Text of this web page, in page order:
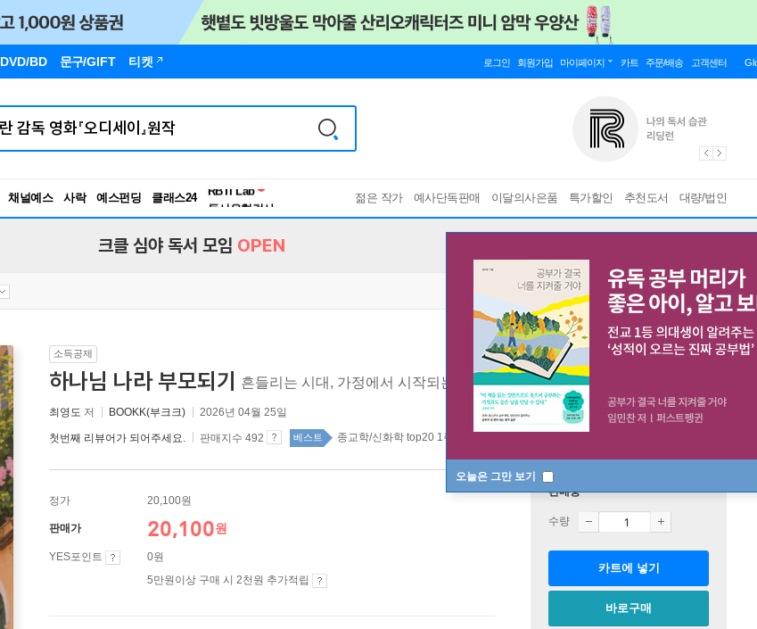
DVD/BD 문구/GIFT 티켓 로그인 회원가입 마이페이지 카트 주문/배송 고객센터
채널예스 사락 예스펀딩 클래스24
독서유형검사
젊은 작가 예사단독판매 이달의사은품 특가할인 추천도서 대량/법인
오늘은 그만 보기
크클 심야 독서 모임 OPEN
소득공제
하나님 나라 부모되기 흔들리는 시대, 가정에서 시작되는 통치[ POD도서 ]
최영도 저 BOOKK(부크크) 2026년 04월 25일
첫번째 리뷰어가 되어주세요. 판매지수 492 베스트 종교학/신화학 top20 1주
정가 20,100원
판매가 20,100원
YES포인트
0원
5만원이상 구매 시 2천원 추가적립
판매중
수량
카트에 넣기
바로구매